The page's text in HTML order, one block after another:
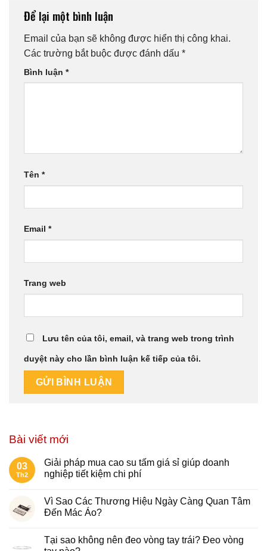
Để lại một bình luận
Email của bạn sẽ không được hiển thị công khai.
Các trường bắt buộc được đánh dấu *
Bình luận *
Tên *
Email *
Trang web
Lưu tên của tôi, email, và trang web trong trình
duyệt này cho lần bình luận kế tiếp của tôi.
Bài viết mới
03
Th2
Giải pháp mua cao su tấm giá sỉ giúp doanh
nghiệp tiết kiệm chi phí
Vì Sao Các Thương Hiệu Ngày Càng Quan Tâm
Đến Mác Áo?
Tại sao không nên đeo vòng tay trái​? Đeo vòng